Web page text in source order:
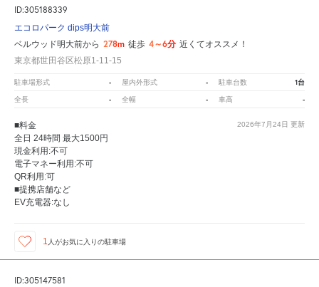
ID:305188339
エコロパーク dips明大前
ベルウッド明大前から 278m 徒歩 4～6分 近くてオススメ！
東京都世田谷区松原1-11-15
駐車場形式 - 屋内外形式 - 駐車台数 1台
全長 - 全幅 - 車高 -
2026年7月24日 更新
■料金
全日 24時間 最大1500円
現金利用:不可
電子マネー利用:不可
QR利用:可
■提携店舗など
EV充電器:なし
1 人がお気に入りの駐車場
ID:305147581